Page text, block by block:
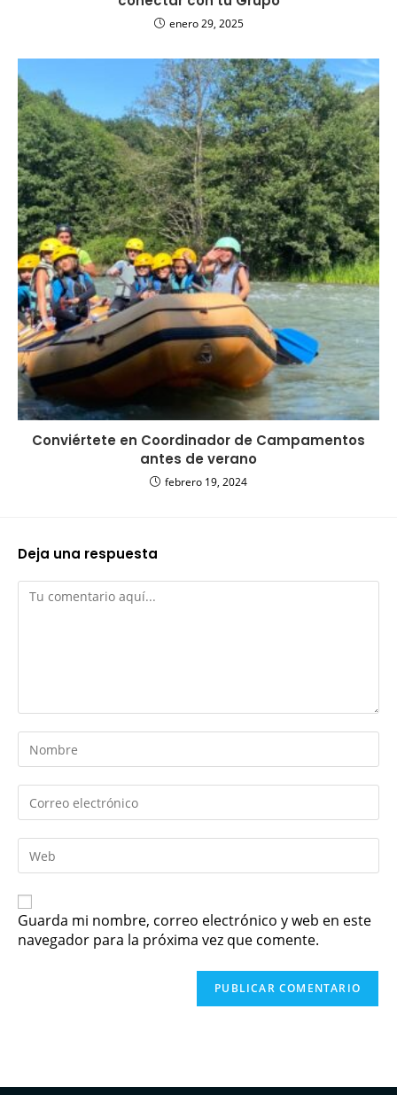
enero 29, 2025
Conviértete en Coordinador de Campamentos
antes de verano
febrero 19, 2024
Deja una respuesta
Guarda mi nombre, correo electrónico y web en este
navegador para la próxima vez que comente.